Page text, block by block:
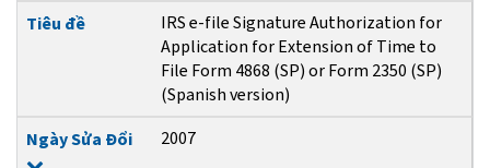
Tiêu đề
IRS e-file Signature Authorization for
Application for Extension of Time to
File Form 4868 (SP) or Form 2350 (SP)
(Spanish version)
Ngày Sửa Đổi
2007